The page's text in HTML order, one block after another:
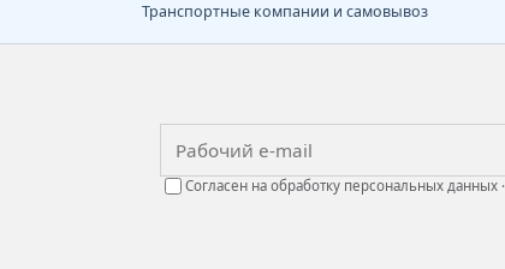
Транспортные компании и самовывоз
Согласен на обработку персональных данных ·